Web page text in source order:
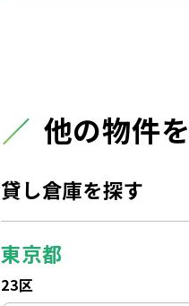
他の物件
貸し倉庫を探す
東京都
23区